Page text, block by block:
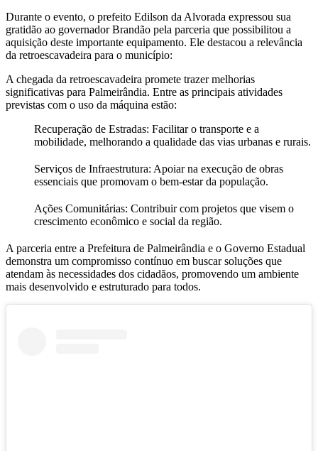
Durante o evento, o prefeito Edilson da Alvorada expressou sua
gratidão ao governador Brandão pela parceria que possibilitou a
aquisição deste importante equipamento. Ele destacou a relevância
da retroescavadeira para o município:
A chegada da retroescavadeira promete trazer melhorias
significativas para Palmeirândia. Entre as principais atividades
previstas com o uso da máquina estão:
Recuperação de Estradas: Facilitar o transporte e a
mobilidade, melhorando a qualidade das vias urbanas e rurais.
Serviços de Infraestrutura: Apoiar na execução de obras
essenciais que promovam o bem-estar da população.
Ações Comunitárias: Contribuir com projetos que visem o
crescimento econômico e social da região.
A parceria entre a Prefeitura de Palmeirândia e o Governo Estadual
demonstra um compromisso contínuo em buscar soluções que
atendam às necessidades dos cidadãos, promovendo um ambiente
mais desenvolvido e estruturado para todos.